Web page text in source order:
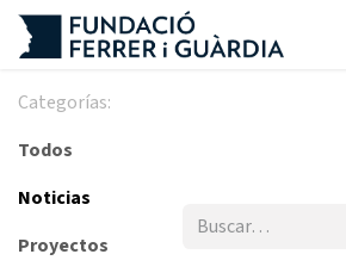
Ir al contenido
Categorías:
Todos
Noticias
Proyectos